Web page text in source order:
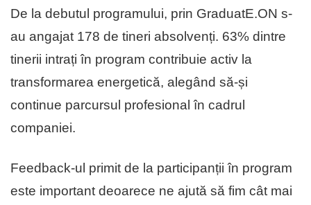
De la debutul programului, prin GraduatE.ON s-
au angajat 178 de tineri absolvenți. 63% dintre
tinerii intrați în program contribuie activ la
transformarea energetică, alegând să-și
continue parcursul profesional în cadrul
companiei.
Feedback-ul primit de la participanții în program
este important deoarece ne ajută să fim cât mai